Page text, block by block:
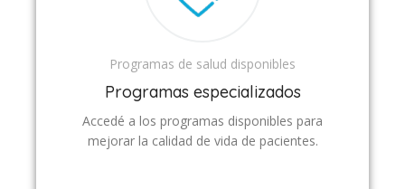
Programas de salud disponibles
Programas especializados
Accedé a los programas disponibles para
mejorar la calidad de vida de pacientes.